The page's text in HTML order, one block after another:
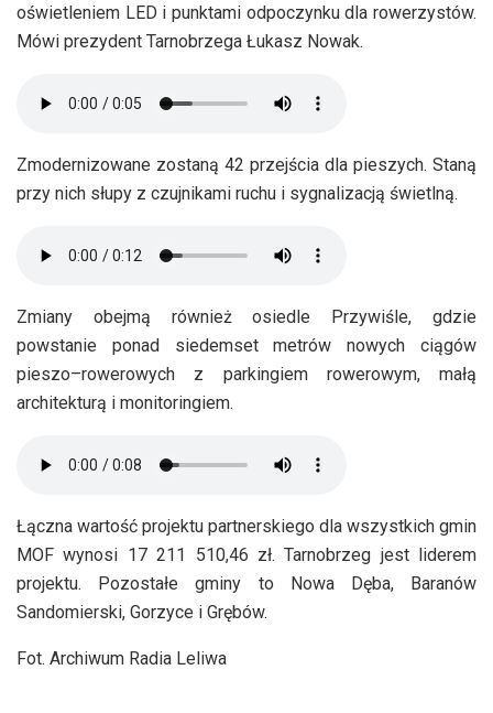
oświetleniem LED i punktami odpoczynku dla rowerzystów.
Mówi prezydent Tarnobrzega Łukasz Nowak.
Zmodernizowane zostaną 42 przejścia dla pieszych. Staną
przy nich słupy z czujnikami ruchu i sygnalizacją świetlną.
Zmiany obejmą również osiedle Przywiśle, gdzie
powstanie ponad siedemset metrów nowych ciągów
pieszo–rowerowych z parkingiem rowerowym, małą
architekturą i monitoringiem.
Łączna wartość projektu partnerskiego dla wszystkich gmin
MOF wynosi 17 211 510,46 zł. Tarnobrzeg jest liderem
projektu. Pozostałe gminy to Nowa Dęba, Baranów
Sandomierski, Gorzyce i Grębów.
Fot. Archiwum Radia Leliwa